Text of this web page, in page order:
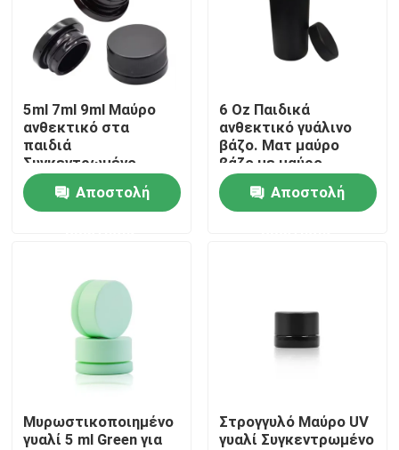
Βίντεο
Περίπου εμείς
Γύρος εργοστασίων
Ποιοτικός έλεγχος
Ειδήσεις
Ζητήστε ένα απόσπασμα
Βάζα συμπύκνωσης γυαλιού
5ml 7ml 9ml Μαύρο
ανθεκτικό στα
παιδιά
Συγκεντρωμένο
γυάλινο βάζο Μίνι
μπουκάλια κρέμας
Κοσμητικά Μαύρα
Αποστολή
6 Oz Παιδικά
ανθεκτικό γυάλινο
βάζο. Ματ μαύρο
βάζο με μαύρο
πλαστικό καπάκι
Αποστολή
Μυρωστικοποιημένο
γυαλί 5 ml Green για
Στρογγυλό Μαύρο UV
γυαλί Συγκεντρωμένο